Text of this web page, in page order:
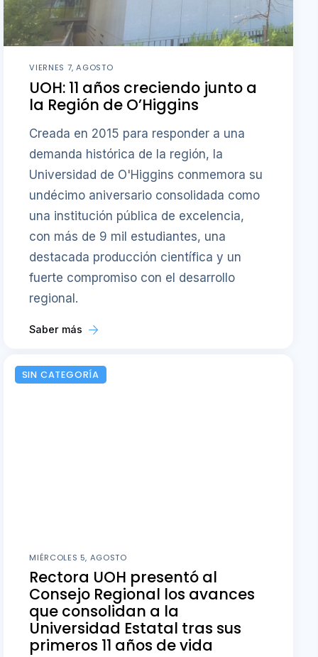
VIERNES 7, AGOSTO
UOH: 11 años creciendo junto a
la Región de O’Higgins
Creada en 2015 para responder a una
demanda histórica de la región, la
Universidad de O'Higgins conmemora su
undécimo aniversario consolidada como
una institución pública de excelencia,
con más de 9 mil estudiantes, una
destacada producción científica y un
fuerte compromiso con el desarrollo
regional.
Saber más
SIN CATEGORÍA
MIÉRCOLES 5, AGOSTO
Rectora UOH presentó al
Consejo Regional los avances
que consolidan a la
Universidad Estatal tras sus
primeros 11 años de vida